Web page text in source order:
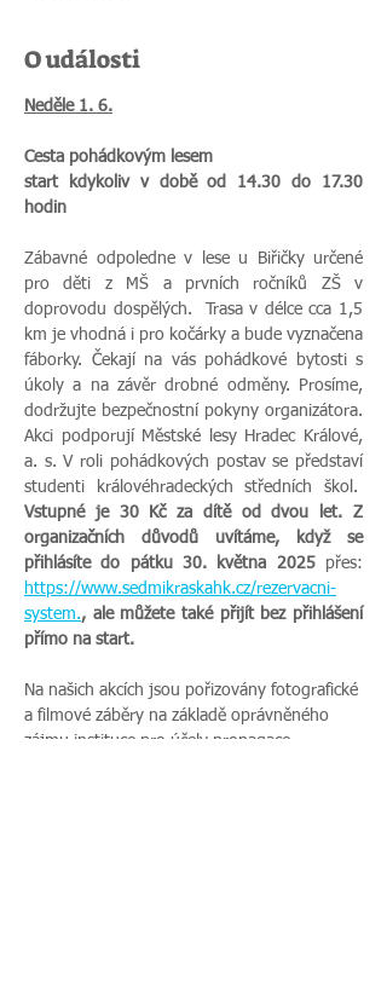
O události
Neděle 1. 6.
Cesta pohádkovým lesem
start kdykoliv v době od 14.30 do 17.30
hodin
Zábavné odpoledne v lese u Biřičky určené
pro děti z MŠ a prvních ročníků ZŠ v
doprovodu dospělých.  Trasa v délce cca 1,5
km je vhodná i pro kočárky a bude vyznačena
fáborky. Čekají na vás pohádkové bytosti s
úkoly a na závěr drobné odměny. Prosíme,
dodržujte bezpečnostní pokyny organizátora.
Akci podporují Městské lesy Hradec Králové,
a. s. V roli pohádkových postav se představí
studenti královéhradeckých středních škol.
Vstupné je 30 Kč za dítě od dvou let. Z
organizačních důvodů uvítáme, když se
přihlásíte do pátku 30. května 2025
https://www.sedmikraskahk.cz/rezervacni-
system., ale můžete také přijít bez přihlášení
přímo na start.
Na našich akcích jsou pořizovány fotografické
a filmové záběry na základě oprávněného
zájmu instituce pro účely propagace